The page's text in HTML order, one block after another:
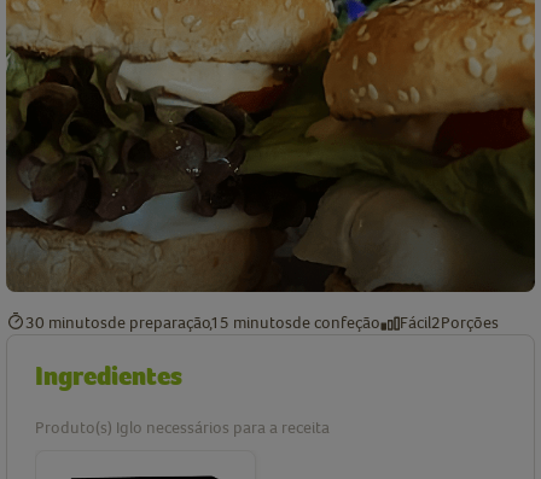
30 minutosde preparação15 minutosde confeção Fácil2Porções
Ingredientes
Produto(s) Iglo necessários para a receita